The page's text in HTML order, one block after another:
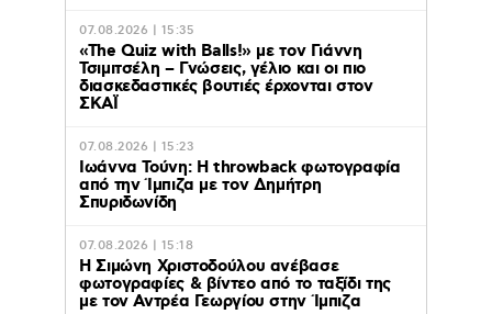
07.08.2026 | 15:35
«The Quiz with Balls!» με τον Γιάννη
Τσιμιτσέλη – Γνώσεις, γέλιο και οι πιο
διασκεδαστικές βουτιές έρχονται στον
ΣΚΑΪ
07.08.2026 | 15:23
Ιωάννα Τούνη: Η throwback φωτογραφία
από την Ίμπιζα με τον Δημήτρη
Σπυριδωνίδη
07.08.2026 | 15:18
Η Σιμώνη Χριστοδούλου ανέβασε
φωτογραφίες & βίντεο από το ταξίδι της
με τον Αντρέα Γεωργίου στην Ίμπιζα